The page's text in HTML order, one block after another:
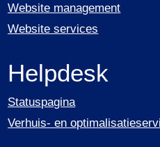
Website management
Website services
Helpdesk
Statuspagina
Verhuis- en